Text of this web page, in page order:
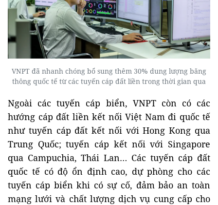
VNPT đã nhanh chóng bổ sung thêm 30% dung lượng băng
thông quốc tế từ các tuyến cáp đất liền trong thời gian qua
Ngoài các tuyến cáp biển, VNPT còn có các
hướng cáp đất liền kết nối Việt Nam đi quốc tế
như tuyến cáp đất kết nối với Hong Kong qua
Trung Quốc; tuyến cáp kết nối với Singapore
qua Campuchia, Thái Lan… Các tuyến cáp đất
quốc tế có độ ổn định cao, dự phòng cho các
tuyến cáp biển khi có sự cố, đảm bảo an toàn
mạng lưới và chất lượng dịch vụ cung cấp cho